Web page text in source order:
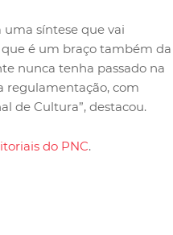
uma síntese que vai
é um braço também da
nunca tenha passado na
regulamentação, com
de Cultura”, destacou.
do PNC.